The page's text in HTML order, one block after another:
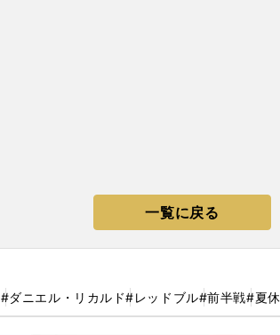
一覧に戻る
#ダニエル・リカルド#レッドブル#前半戦#夏